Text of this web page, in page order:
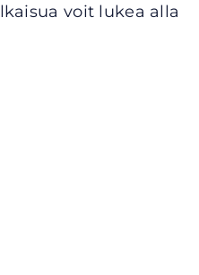
voit lukea alla